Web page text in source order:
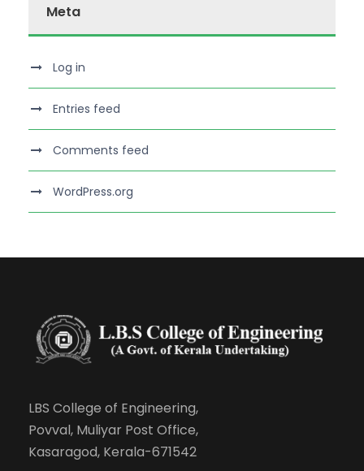
Meta
Log in
Entries feed
Comments feed
WordPress.org
LBS College of Engineering,
Povval, Muliyar Post Office,
Kasaragod, Kerala-671542